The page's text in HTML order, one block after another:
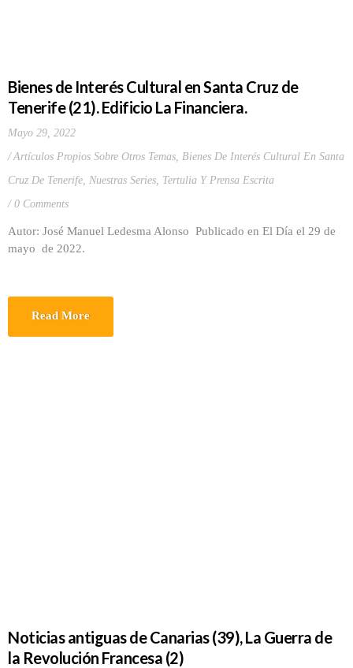
Bienes de Interés Cultural en Santa Cruz de
Tenerife (21). Edificio La Financiera.
Mayo 29, 2022
Artículos Propios Sobre Otros Temas, Bienes De Interés Cultural En Santa
Cruz De Tenerife, Nuestras Series, Tertulia Y Prensa Escrita
0 Comments
Autor: José Manuel Ledesma Alonso Publicado en El Día el 29 de
mayo de 2022.
Read More
Noticias antiguas de Canarias (39), La Guerra de
la Revolución Francesa (2)